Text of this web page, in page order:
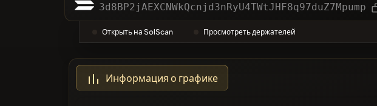
Категории
Наиболее Проголосованные
3d8BP2jAEXCNWkQcnjd3nRyU4TWtJHF8q97duZ7Mpump
Открыть на SolScan Просмотреть держателей
Информация о графике